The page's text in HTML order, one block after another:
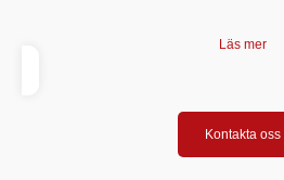
Läs mer
Kontakta oss